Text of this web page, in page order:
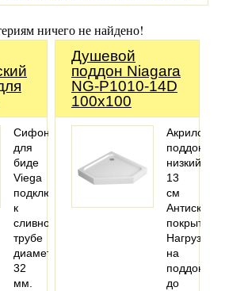
ничего не найдено!
Сифон
для
биде
Viega
подключается
к
сливной
трубе
диаметром
32
мм.
Душевой
поддон Niagara
NG-P1010-14D
100x100
Акриловый
поддон,
низкий
13
см
покрытие
Нагрузка
на
поддон
до